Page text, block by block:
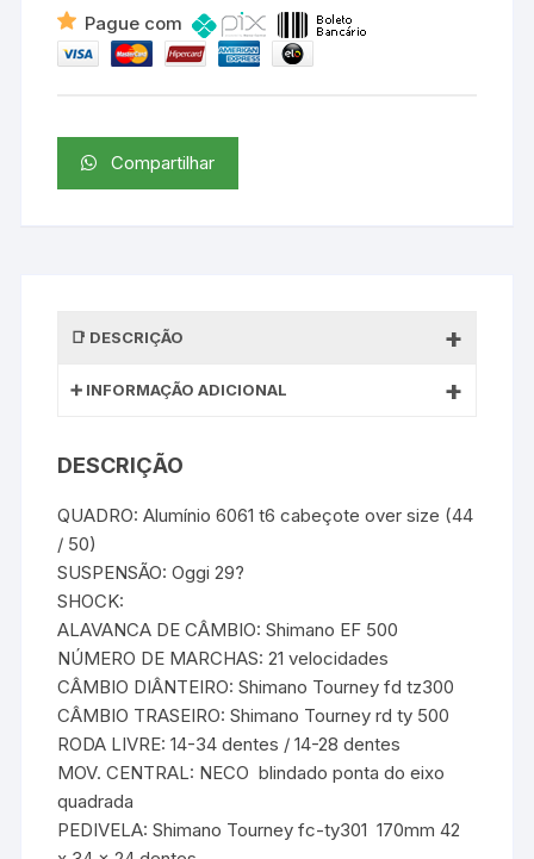
Pague com
Compartilhar
DESCRIÇÃO
INFORMAÇÃO ADICIONAL
DESCRIÇÃO
QUADRO: Alumínio 6061 t6 cabeçote over size (44
/ 50)
SUSPENSÃO: Oggi 29?
SHOCK: 
ALAVANCA DE CÂMBIO: Shimano EF 500
NÚMERO DE MARCHAS: 21 velocidades
CÂMBIO DIÂNTEIRO: Shimano Tourney fd tz300
CÂMBIO TRASEIRO: Shimano Tourney rd ty 500
RODA LIVRE: 14-34 dentes / 14-28 dentes
MOV. CENTRAL: NECO  blindado ponta do eixo
quadrada
PEDIVELA: Shimano Tourney fc-ty301  170mm 42